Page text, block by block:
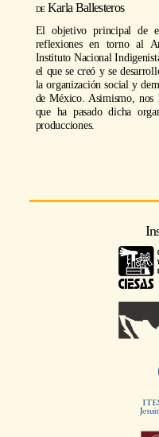
Karla Ballesteros
El objetivo principal de
reflexiones en torno al
Instituto Nacional
el que se creó y se
la organización social y
de México. Asimismo, nos
que ha pasado dicha
producciones.